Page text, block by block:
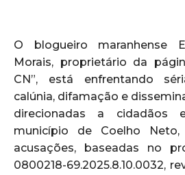
O blogueiro maranhense
Morais, proprietário da
CN”, está enfrentando
calúnia, difamação e
direcionadas a cidadãos
município de Coelho
acusações, baseadas no
0800218-69.2025.8.10.0032,